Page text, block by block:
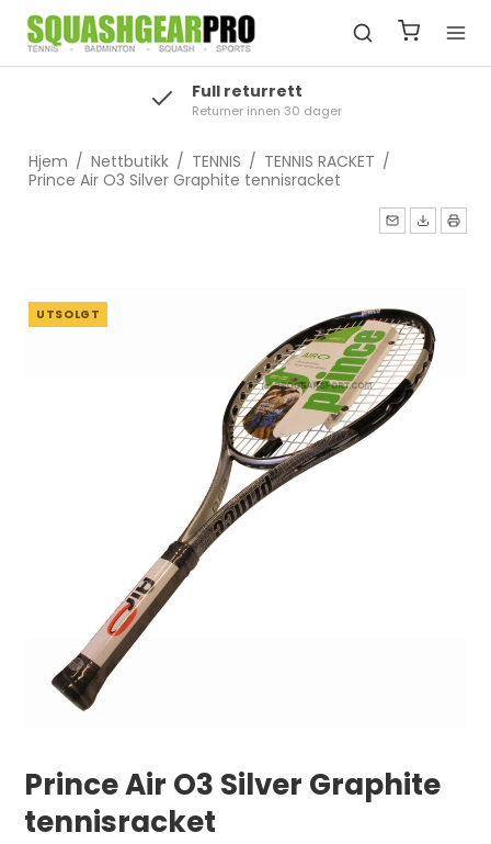
Full returrett
Returner innen 30 dager
Hjem / Nettbutikk / TENNIS / TENNIS RACKET /
Prince Air O3 Silver Graphite tennisracket
UTSOLGT
Prince Air O3 Silver Graphite
tennisracket